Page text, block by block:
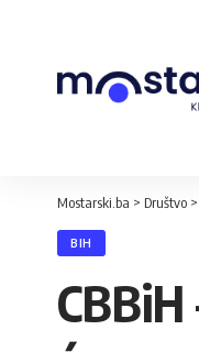
Mostarski.ba > Društvo >
BIH